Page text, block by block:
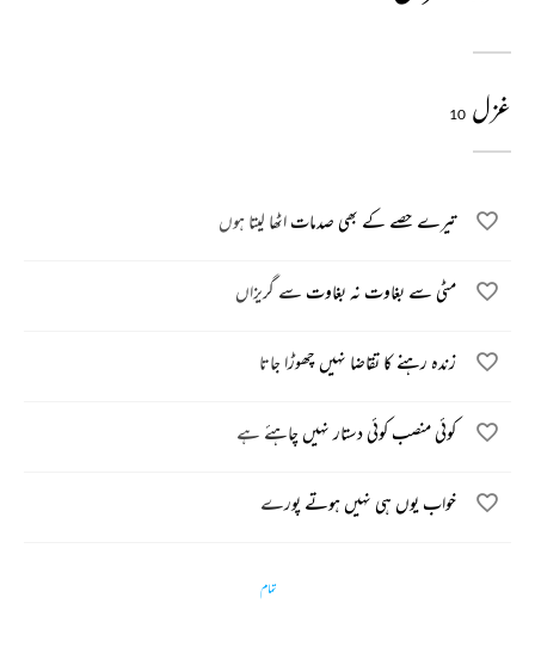
غزل 10
تیرے حصے کے بھی صدمات اٹھا لیتا ہوں
مٹی سے بغاوت نہ بغاوت سے گریزاں
زندہ رہنے کا تقاضا نہیں چھوڑا جاتا
کوئی منصب کوئی دستار نہیں چاہئے ہے
خواب یوں ہی نہیں ہوتے پورے
تمام